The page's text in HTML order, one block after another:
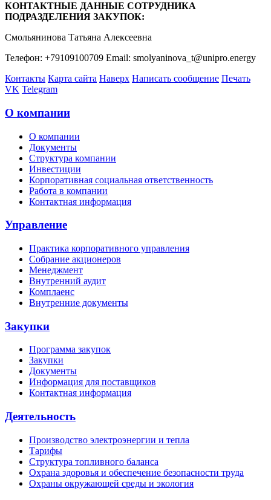
КОНТАКТНЫЕ ДАННЫЕ СОТРУДНИКА
ПОДРАЗДЕЛЕНИЯ ЗАКУПОК:
Смольянинова Татьяна Алексеевна
Телефон: +79109100709 Email: smolyaninova_t@unipro.energy
Контакты Карта сайта Наверх Написать сообщение Печать
VK Telegram
О компании
О компании
Документы
Структура компании
Инвестиции
Корпоративная социальная ответственность
Работа в компании
Контактная информация
Управление
Практика корпоративного управления
Собрание акционеров
Менеджмент
Внутренний аудит
Комплаенс
Внутренние документы
Закупки
Программа закупок
Закупки
Документы
Информация для поставщиков
Контактная информация
Деятельность
Производство электроэнергии и тепла
Тарифы
Структура топливного баланса
Охрана здоровья и обеспечение безопасности труда
Охраны окружающей среды и экология